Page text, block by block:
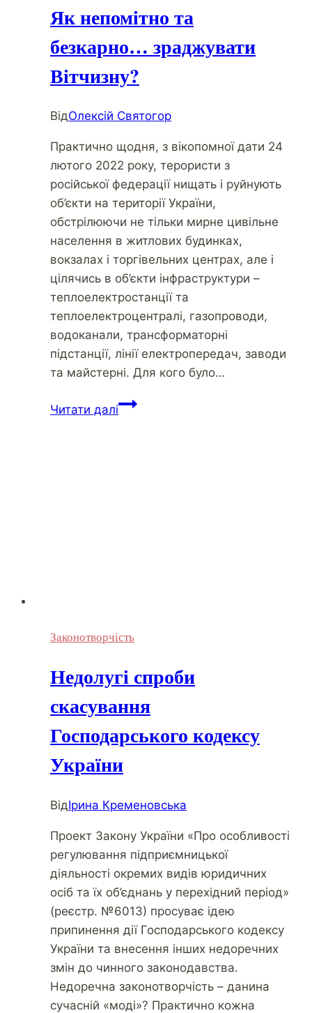
Як непомітно та
безкарно… зраджувати
Вітчизну?
ВідОлексій Святогор
Практично щодня, з вікопомної дати 24
лютого 2022 року, терористи з
російської федерації нищать і руйнують
об’єкти на території України,
обстрілюючи не тільки мирне цивільне
населення в житлових будинках,
вокзалах і торгівельних центрах, але і
цілячись в об’єкти інфраструктури –
теплоелектростанції та
теплоелектроцентралі, газопроводи,
водоканали, трансформаторні
підстанції, лінії електропередач, заводи
та майстерні. Для кого було…
Читати далі
Законотворчість
Недолугі спроби
скасування
Господарського кодексу
України
ВідІрина Кременовська
Проект Закону України «Про особливості
регулювання підприємницької
діяльності окремих видів юридичних
осіб та їх об’єднань у перехідний період»
(реєстр. №6013) просуває ідею
припинення дії Господарського кодексу
України та внесення інших недоречних
змін до чинного законодавства.
Недоречна законотворчість – данина
сучасній «моді»? Практично кожна